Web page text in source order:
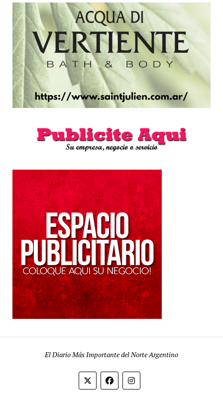
El Diario Más Importante del Norte Argentino